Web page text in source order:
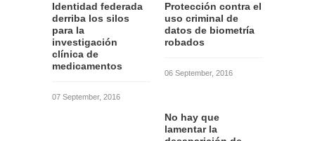
Identidad federada
derriba los silos
para la
investigación
clínica de
medicamentos
07 September, 2016
Protección contra el
uso criminal de
datos de biometría
robados
06 September, 2016
No hay que
lamentar la